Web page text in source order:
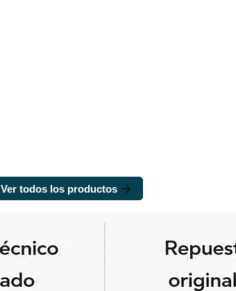
Ver todos los productos